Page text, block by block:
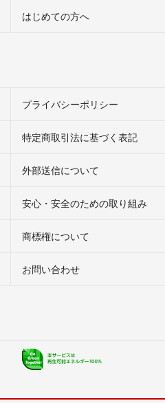
はじめての方へ
プライバシーポリシー
特定商取引法に基づく表記
外部送信について
安心・安全のための取り組み
商標権について
お問い合わせ